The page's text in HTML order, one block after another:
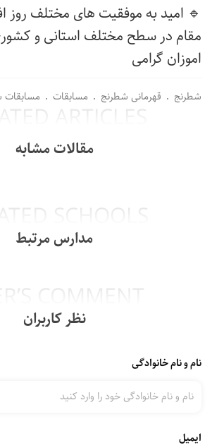
🔹 امید به موفقیت های مختلف
مقام در سطح مختلف استانی و
اموزان گرامی
شطرنج قهرمانی شطرنج مسابقات مسابقات
مقالات مشابه
مدارس مرتبط
نظر کاربران
نام و نام خانوادگی
ایمیل